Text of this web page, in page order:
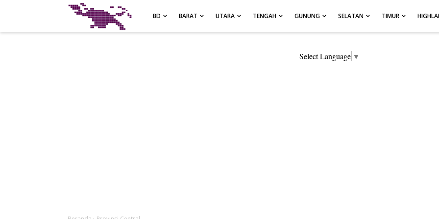
BD BARAT UTARA TENGAH GUNUNG SELATAN TIMUR
Select Language ▼